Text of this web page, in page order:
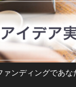
ァンディングであ